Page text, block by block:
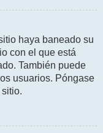
haya baneado su
con el que está
También puede
usuarios. Póngase